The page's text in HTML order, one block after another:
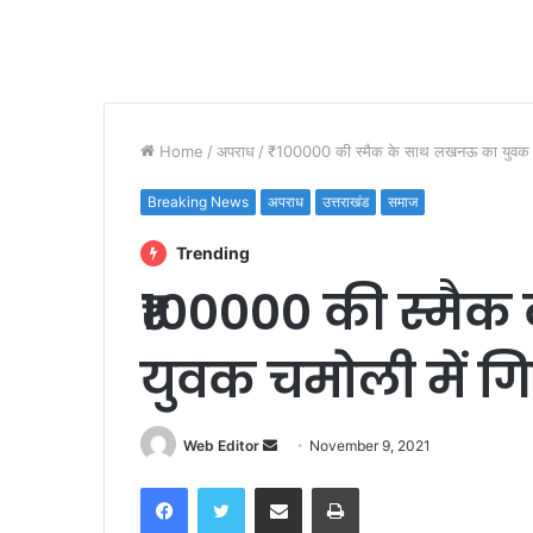
Home / अपराध / ₹100000 की स्मैक के साथ लखनऊ का युवक
Breaking News अपराध उत्तराखंड समाज
Trending
₹100000 की
युवक चमोली में
Web Editor
n
November 9, 2021